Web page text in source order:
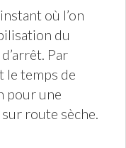
où l’on
du
Par
le temps de
pour une
route sèche.